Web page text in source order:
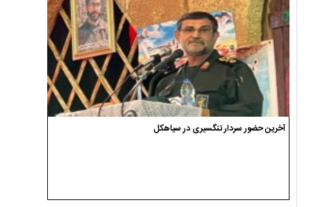
آخرین حضور سردار تنگسیری در سیاهکل